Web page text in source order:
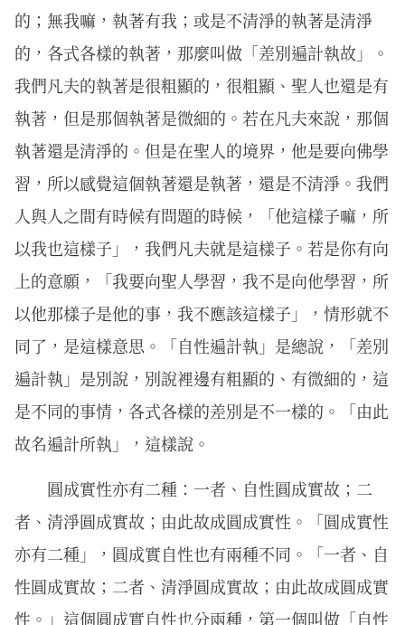
的；無我嘛，執著有我；或是不清淨的執著是清淨
的，各式各樣的執著，那麼叫做「差別遍計執故」。
我們凡夫的執著是很粗顯的，很粗顯、聖人也還是有
執著，但是那個執著是微細的。若在凡夫來說，那個
執著還是清淨的。但是在聖人的境界，他是要向佛學
習，所以感覺這個執著還是執著，還是不清淨。我們
人與人之間有時候有問題的時候，「他這樣子嘛，所
以我也這樣子」，我們凡夫就是這樣子。若是你有向
上的意願，「我要向聖人學習，我不是向他學習，所
以他那樣子是他的事，我不應該這樣子」，情形就不
同了，是這樣意思。「自性遍計執」是總說，「差別
遍計執」是別說，別說裡邊有粗顯的、有微細的，這
是不同的事情，各式各樣的差別是不一樣的。「由此
故名遍計所執」，這樣說。
圓成實性亦有二種：一者、自性圓成實故；二
者、清淨圓成實故；由此故成圓成實性。「圓成實性
亦有二種」，圓成實自性也有兩種不同。「一者、自
性圓成實故；二者、清淨圓成實故；由此故成圓成實
性。」這個圓成實自性也分兩種，第一個叫做「自性